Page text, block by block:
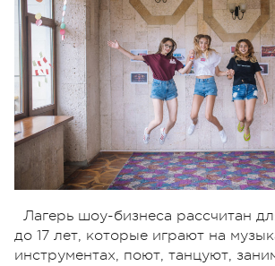
Лагерь шоу-бизнеса рассчитан
до 17 лет, которые играют на
инструментах, поют, танцуют,